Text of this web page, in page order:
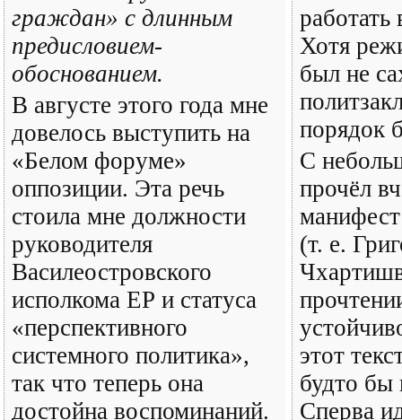
граждан» с длинным
предисловием-
обоснованием.
В августе этого года мне
довелось выступить на
«Белом форуме»
оппозиции. Эта речь
стоила мне должности
руководителя
Василеостровского
исполкома ЕР и статуса
«перспективного
системного политика»,
так что теперь она
достойна воспоминаний.
Хотя
был не
порядок
С
прочёл
(т. е.
этот
будто бы
Сперва